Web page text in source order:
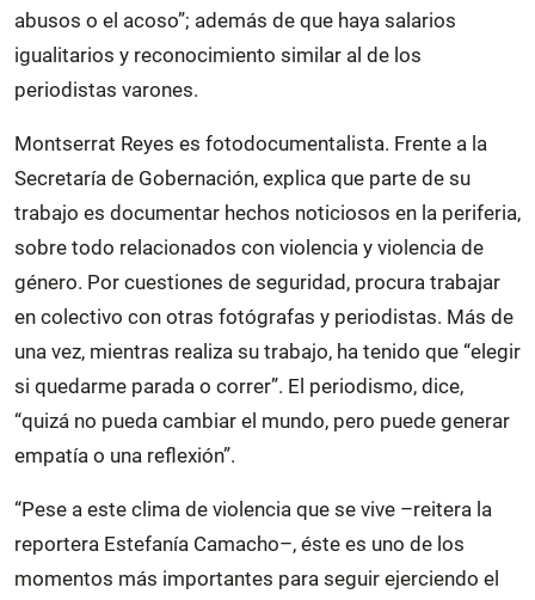
abusos o el acoso”; además de que haya salarios
igualitarios y reconocimiento similar al de los
periodistas varones.
Montserrat Reyes es fotodocumentalista. Frente a la
Secretaría de Gobernación, explica que parte de su
trabajo es documentar hechos noticiosos en la periferia,
sobre todo relacionados con violencia y violencia de
género. Por cuestiones de seguridad, procura trabajar
en colectivo con otras fotógrafas y periodistas. Más de
una vez, mientras realiza su trabajo, ha tenido que “elegir
si quedarme parada o correr”. El periodismo, dice,
“quizá no pueda cambiar el mundo, pero puede generar
empatía o una reflexión”.
“Pese a este clima de violencia que se vive –reitera la
reportera Estefanía Camacho–, éste es uno de los
momentos más importantes para seguir ejerciendo el